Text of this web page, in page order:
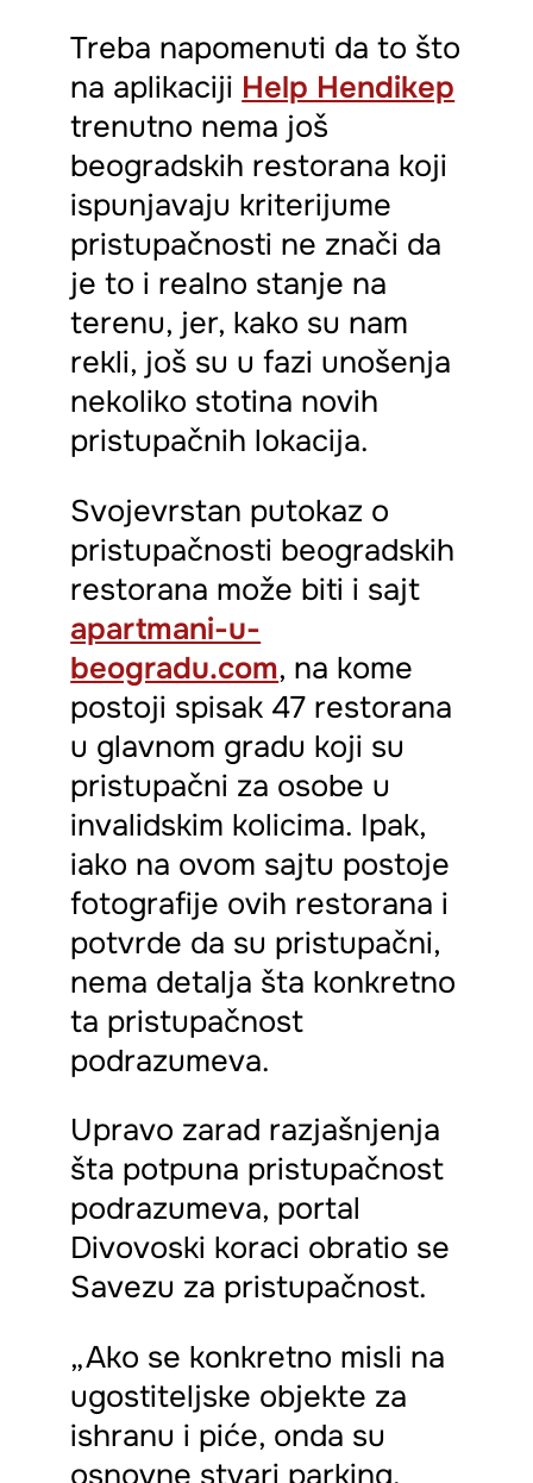
Treba napomenuti da to što
na aplikaciji Help Hendikep
trenutno nema još
beogradskih restorana koji
ispunjavaju kriterijume
pristupačnosti ne znači da
je to i realno stanje na
terenu, jer, kako su nam
rekli, još su u fazi unošenja
nekoliko stotina novih
pristupačnih lokacija.
Svojevrstan putokaz o
pristupačnosti beogradskih
restorana može biti i sajt
apartmani-u-
beogradu.com, na kome
postoji spisak 47 restorana
u glavnom gradu koji su
pristupačni za osobe u
invalidskim kolicima. Ipak,
iako na ovom sajtu postoje
fotografije ovih restorana i
potvrde da su pristupačni,
nema detalja šta konkretno
ta pristupačnost
podrazumeva.
Upravo zarad razjašnjenja
šta potpuna pristupačnost
podrazumeva, portal
Divovoski koraci obratio se
Savezu za pristupačnost.
„Ako se konkretno misli na
ugostiteljske objekte za
ishranu i piće, onda su
osnovne stvari parking,